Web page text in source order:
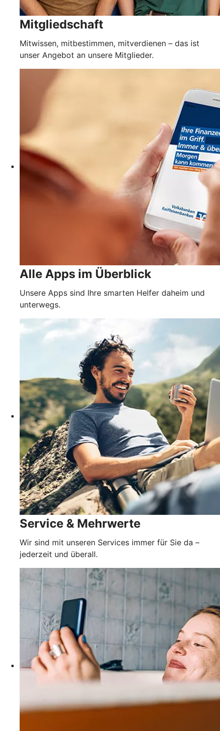
Mitgliedschaft
Mitwissen, mitbestimmen, mitverdienen – das ist
unser Angebot an unsere Mitglieder.
Alle Apps im Überblick
Unsere Apps sind Ihre smarten Helfer daheim und
unterwegs.
Service & Mehrwerte
Wir sind mit unseren Services immer für Sie da –
jederzeit und überall.